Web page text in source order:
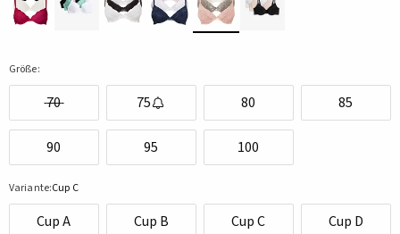
Größe:
70 75 80 85
90 95 100
Variante:Cup C
Cup A Cup B Cup C Cup D